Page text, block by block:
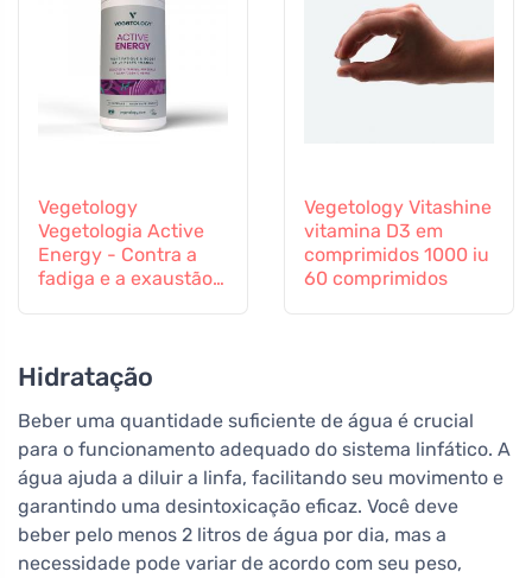
Vegetology
Vegetologia Active
Energy - Contra a
fadiga e a exaustão,
Vegetology Vitashine
vitamina D3 em
comprimidos 1000 iu
60 comprimidos
Hidratação
Beber uma quantidade suficiente de água é crucial
para o funcionamento adequado do sistema linfático. A
água ajuda a diluir a linfa, facilitando seu movimento e
garantindo uma desintoxicação eficaz. Você deve
beber pelo menos 2 litros de água por dia, mas a
necessidade pode variar de acordo com seu peso,